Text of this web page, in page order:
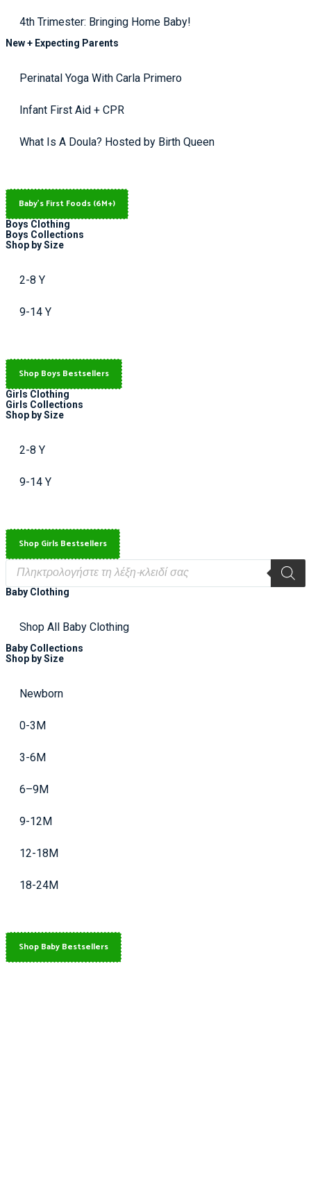
4th Trimester: Bringing Home Baby!
New + Expecting Parents
Perinatal Yoga With Carla Primero
Infant First Aid + CPR
What Is A Doula? Hosted by Birth Queen
Baby's First Foods (6M+)
Boys Clothing
Boys Collections
Shop by Size
2-8 Y
9-14 Y
Shop Boys Bestsellers
Girls Clothing
Girls Collections
Shop by Size
2-8 Y
9-14 Y
Shop Girls Bestsellers
Baby Clothing
Shop All Baby Clothing
Baby Collections
Shop by Size
Newborn
0-3M
3-6M
6–9M
9-12M
12-18M
18-24M
Shop Baby Bestsellers